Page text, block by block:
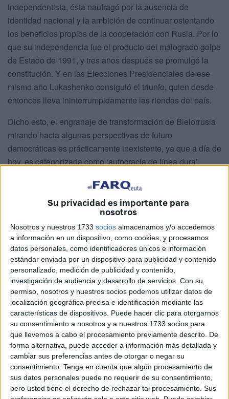
Su privacidad es importante para
nosotros
Nosotros y nuestros 1733 socios almacenamos y/o accedemos
a información en un dispositivo, como cookies, y procesamos
datos personales, como identificadores únicos e información
estándar enviada por un dispositivo para publicidad y contenido
personalizado, medición de publicidad y contenido,
investigación de audiencia y desarrollo de servicios. Con su
permiso, nosotros y nuestros socios podemos utilizar datos de
localización geográfica precisa e identificación mediante las
características de dispositivos. Puede hacer clic para otorgarnos
su consentimiento a nosotros y a nuestros 1733 socios para
que llevemos a cabo el procesamiento previamente descrito. De
forma alternativa, puede acceder a información más detallada y
cambiar sus preferencias antes de otorgar o negar su
consentimiento. Tenga en cuenta que algún procesamiento de
sus datos personales puede no requerir de su consentimiento,
pero usted tiene el derecho de rechazar tal procesamiento. Sus
independentista, ésta naufragó por la ausencia de
identidad nacional y la ambición de continuar ostentando
los beneficios propios de la cooperación con Rusia. Por lo
que su independencia fue el producto del malogrado golpe
de Estado de 1991, y tres años después se promulgó la
constitución. Y en las Elecciones Presidenciales de ese
mismo año Lukashenko consiguió el triunfo, quien desde
entonces lleva ininterrumpidamente las riendas del país.
Dicho esto, el engranaje de transformación de Bielorrusia
mirando hacia algunas perspectivas de futuro
democráticas es prácticamente inexistente, ya que a día de
hoy, es categorizada como ‘autocracia de línea dura’,
indicadores de mutación política. Aunque tanto la
independencia como la soberanía es admitida por la urbe,
el pensamiento patriótico del Estado es objetado por
algunos como dañino para el afianzamiento nacional.
Conjuntamente, la nación ha sostenido numerosas
dificultades para diversificar la identidad rusa y bielorrusa,
pero a partir del año 2008 ha mejorado. En 2014, en parte
como reflejo a la crisis ruso-ucraniana y pese a la
propaganda de influjo ruso, Lukashenko ha pretendido
aminorar la sujeción de Rusia.
En este aspecto, la campaña electoral de 2020 trajo
consigo una progresiva conciencia cívica y nacional. No
obstante, desde el inicio de la guerra ruso-ucraniana
(24/II/2022), las autoridades han asegurado que
únicamente podrán apoyar la soberanía e independencia